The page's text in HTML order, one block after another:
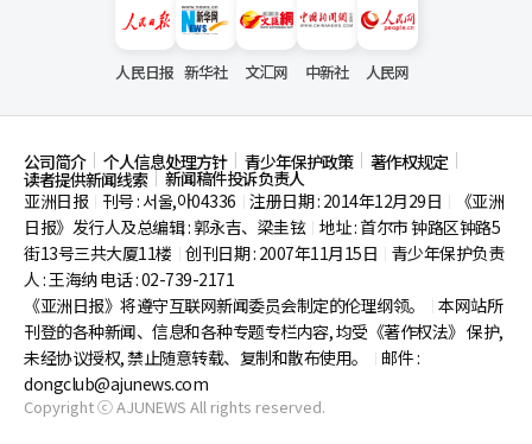
人民日报 新华社 文汇网 中新社 人民网
公司简介 个人信息处理方针 青少年保护政策 著作权规定
读者提供新闻线索
新闻稿件投诉负责人
亚洲日报
刊号 : 서울,아04336 注册日期 : 2014年12月29日
《亚洲
日报》发行人及总编辑 : 郭永吉、梁圭铉 地址 : 首尔市钟路区钟路5
街13号三共大厦11楼 创刊日期 : 2007年11月15日
青少年保护负责
人 : 王海纳 电话 : 02-739-2171
《亚洲日报》将遵守互联网新闻委员会制定的伦理纲领。
本网站所
刊登的各种新闻、信息和各种专题专栏内容, 均受《著作权法》 保护,
未经协议授权, 禁止随意转载、复制和散布使用。
邮件 :
dongclub@ajunews.com
Copyright ⓒ AJUNEWS All rights reserved.